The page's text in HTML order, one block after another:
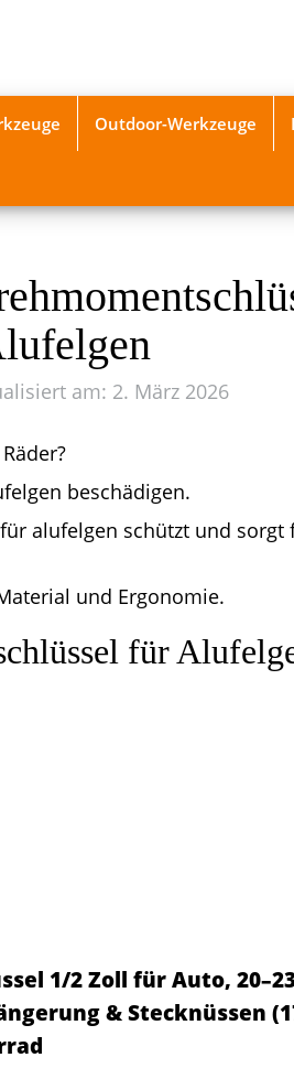
Outdoor-Werkzeuge
am: 2. März 2026
beschädigen.
alufelgen schützt und sorgt
und Ergonomie.
für
1/2 Zoll für Auto,
& Stecknüssen